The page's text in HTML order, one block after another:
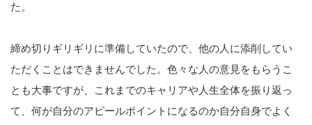
た。
締め切りギリギリに準備していたので、他の人に添削してい
ただくことはできませんでした。色々な人の意見をもらうこ
とも大事ですが、これまでのキャリアや人生全体を振り返っ
て、何が自分のアピールポイントになるのか自分自身でよく